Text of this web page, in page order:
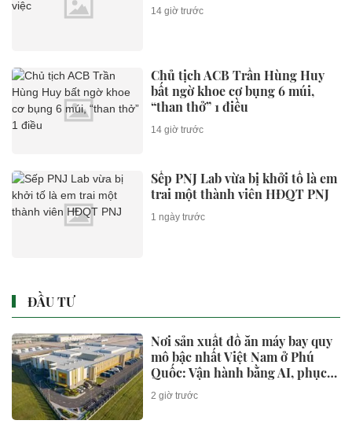
14 giờ trước
Chủ tịch ACB Trần Hùng Huy
bất ngờ khoe cơ bụng 6 múi,
“than thở” 1 điều
14 giờ trước
Sếp PNJ Lab vừa bị khởi tố là em
trai một thành viên HĐQT PNJ
1 ngày trước
ĐẦU TƯ
Nơi sản xuất đồ ăn máy bay quy
mô bậc nhất Việt Nam ở Phú
Quốc: Vận hành bằng AI, phục
vụ 50 triệu khách
2 giờ trước